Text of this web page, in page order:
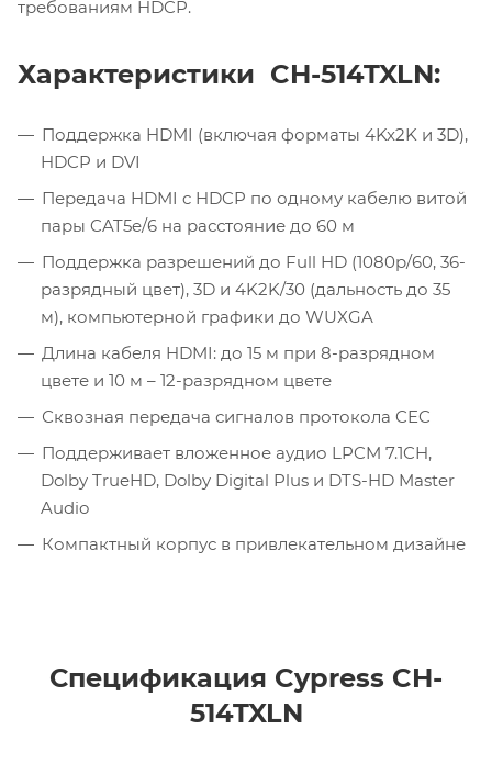
требованиям HDCP.
Характеристики CH-514TXLN:
Поддержка HDMI (включая форматы 4Kx2K и 3D),
HDCP и DVI
Передача HDMI c HDCP по одному кабелю витой
пары CAT5e/6 на расстояние до 60 м
Поддержка разрешений до Full HD (1080p/60, 36-
разрядный цвет), 3D и 4K2K/30 (дальность до 35
м), компьютерной графики до WUXGA
Длина кабеля HDMI: до 15 м при 8-разрядном
цвете и 10 м – 12-разрядном цвете
Сквозная передача сигналов протокола CEC
Поддерживает вложенное аудио LPCM 7.1CH,
Dolby TrueHD, Dolby Digital Plus и DTS-HD Master
Audio
Компактный корпус в привлекательном дизайне
Спецификация Cypress CH-
514TXLN